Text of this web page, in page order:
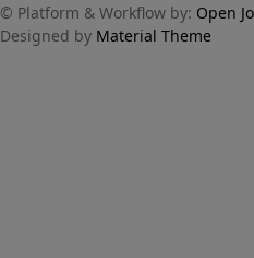
© Platform & Workflow by: Open
Designed by Material Theme